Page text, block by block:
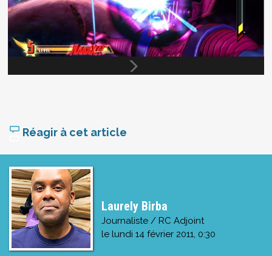
Réagir à cet article
Laurely Birba
Journaliste / RC Adjoint
le lundi 14 février 2011, 0:30